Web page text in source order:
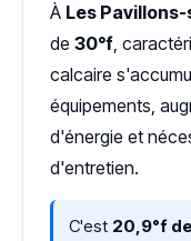
À Les
de 30°f,
calcaire
équipements,
d'énergie et
d'entretien.
C'est 20,9°f